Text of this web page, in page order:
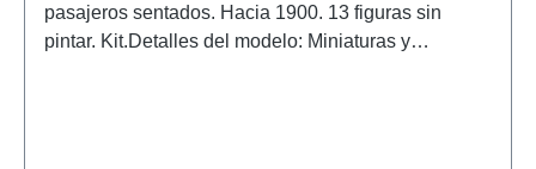
pasajeros sentados. Hacia 1900. 13 figuras sin
pintar. Kit.Detalles del modelo: Miniaturas y